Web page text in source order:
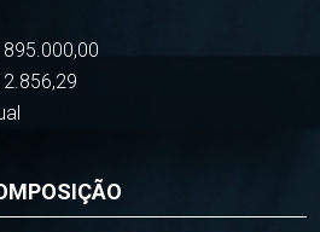
895.000,00
2.856,29